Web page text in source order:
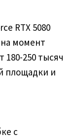
RTX 5080
на момент
180-250 тысяч
площадки и
с